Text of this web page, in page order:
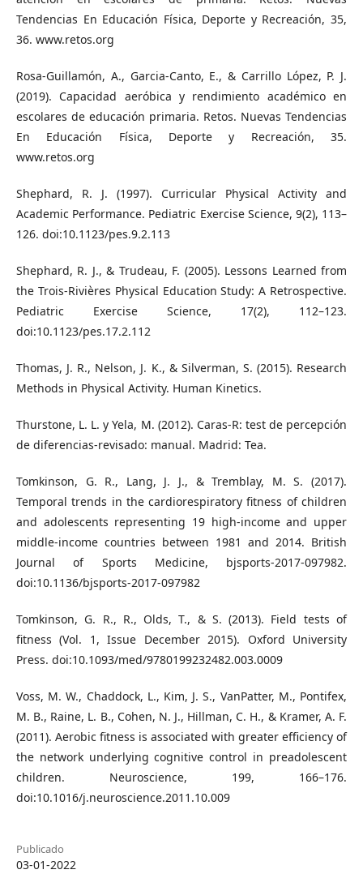
Tendencias En Educación Física, Deporte y Recreación, 35,
36. www.retos.org
Rosa-Guillamón, A., Garcia-Canto, E., & Carrillo López, P. J.
(2019). Capacidad aeróbica y rendimiento académico en
escolares de educación primaria. Retos. Nuevas Tendencias
En Educación Física, Deporte y Recreación, 35.
www.retos.org
Shephard, R. J. (1997). Curricular Physical Activity and
Academic Performance. Pediatric Exercise Science, 9(2), 113–
126. doi:10.1123/pes.9.2.113
Shephard, R. J., & Trudeau, F. (2005). Lessons Learned from
the Trois-Rivières Physical Education Study: A Retrospective.
Pediatric Exercise Science, 17(2), 112–123.
doi:10.1123/pes.17.2.112
Thomas, J. R., Nelson, J. K., & Silverman, S. (2015). Research
Methods in Physical Activity. Human Kinetics.
Thurstone, L. L. y Yela, M. (2012). Caras-R: test de percepción
de diferencias-revisado: manual. Madrid: Tea.
Tomkinson, G. R., Lang, J. J., & Tremblay, M. S. (2017).
Temporal trends in the cardiorespiratory fitness of children
and adolescents representing 19 high-income and upper
middle-income countries between 1981 and 2014. British
Journal of Sports Medicine, bjsports-2017-097982.
doi:10.1136/bjsports-2017-097982
Tomkinson, G. R., R., Olds, T., & S. (2013). Field tests of
fitness (Vol. 1, Issue December 2015). Oxford University
Press. doi:10.1093/med/9780199232482.003.0009
Voss, M. W., Chaddock, L., Kim, J. S., VanPatter, M., Pontifex,
M. B., Raine, L. B., Cohen, N. J., Hillman, C. H., & Kramer, A. F.
(2011). Aerobic fitness is associated with greater efficiency of
the network underlying cognitive control in preadolescent
children. Neuroscience, 199, 166–176.
doi:10.1016/j.neuroscience.2011.10.009
Publicado
03-01-2022